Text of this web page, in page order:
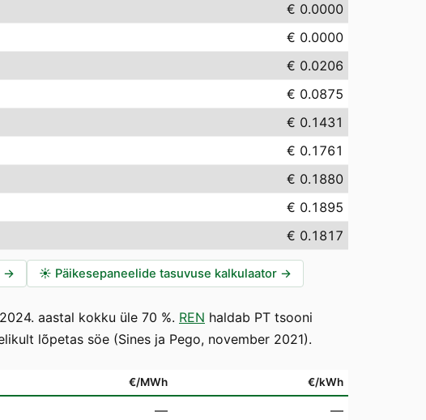
€ 0.0000
€ 0.0000
€ 0.0206
€ 0.0875
€ 0.1431
€ 0.1761
€ 0.1880
€ 0.1895
€ 0.1817
→ ☀️ Päikesepaneelide tasuvuse kalkulaator →
aastal kokku üle 70 %. REN haldab PT tsooni
lõpetas söe (Sines ja Pego, november 2021).
€/MWh €/kWh
—
—